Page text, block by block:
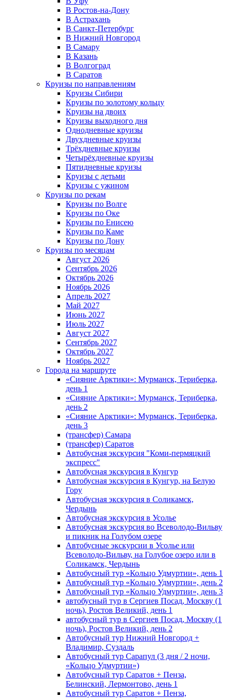
В Ростов-на-Дону
В Астрахань
В Санкт-Петербург
В Нижний Новгород
В Самару
В Казань
В Волгоград
В Саратов
Круизы по направлениям
Круизы Сибири
Круизы по золотому кольцу
Круизы на двоих
Круизы выходного дня
Однодневные круизы
Двухдневные круизы
Трёхдневные круизы
Четырёхдневные круизы
Пятидневные круизы
Круизы с детьми
Круизы с ужином
Круизы по рекам
Круизы по Волге
Круизы по Оке
Круизы по Енисею
Круизы по Каме
Круизы по Дону
Круизы по месяцам
Август 2026
Сентябрь 2026
Октябрь 2026
Ноябрь 2026
Апрель 2027
Май 2027
Июнь 2027
Июль 2027
Август 2027
Сентябрь 2027
Октябрь 2027
Ноябрь 2027
Города на маршруте
«Сияние Арктики»: Мурманск, Териберка,
день 1
«Сияние Арктики»: Мурманск, Териберка,
день 2
«Сияние Арктики»: Мурманск, Териберка,
день 3
(трансфер) Самара
(трансфер) Саратов
Автобусная экскурсия "Коми-пермяцкий
экспресс"
Автобусная экскурсия в Кунгур
Автобусная экскурсия в Кунгур, на Белую
Гору
Автобусная экскурсия в Соликамск,
Чердынь
Автобусная экскурсия в Усолье
Автобусная экскурсия во Всеволодо-Вильву
и пикник на Голубом озере
Автобусные экскурсии в Усолье или
Всеволодо-Вильву, на Голубое озеро или в
Соликамск, Чердынь
Автобусный тур «Кольцо Удмуртии», день 1
Автобусный тур «Кольцо Удмуртии», день 2
Автобусный тур «Кольцо Удмуртии», день 3
автобусный тур в Сергиев Посад, Москву (1
ночь), Ростов Великий, день 1
автобусный тур в Сергиев Посад, Москву (1
ночь), Ростов Великий, день 2
Автобусный тур Нижний Новгород +
Владимир, Суздаль
Автобусный тур Сарапул (3 дня / 2 ночи,
«Кольцо Удмуртии»)
Автобусный тур Саратов + Пенза,
Белинский, Лермонтово, день 1
Автобусный тур Саратов + Пенза,